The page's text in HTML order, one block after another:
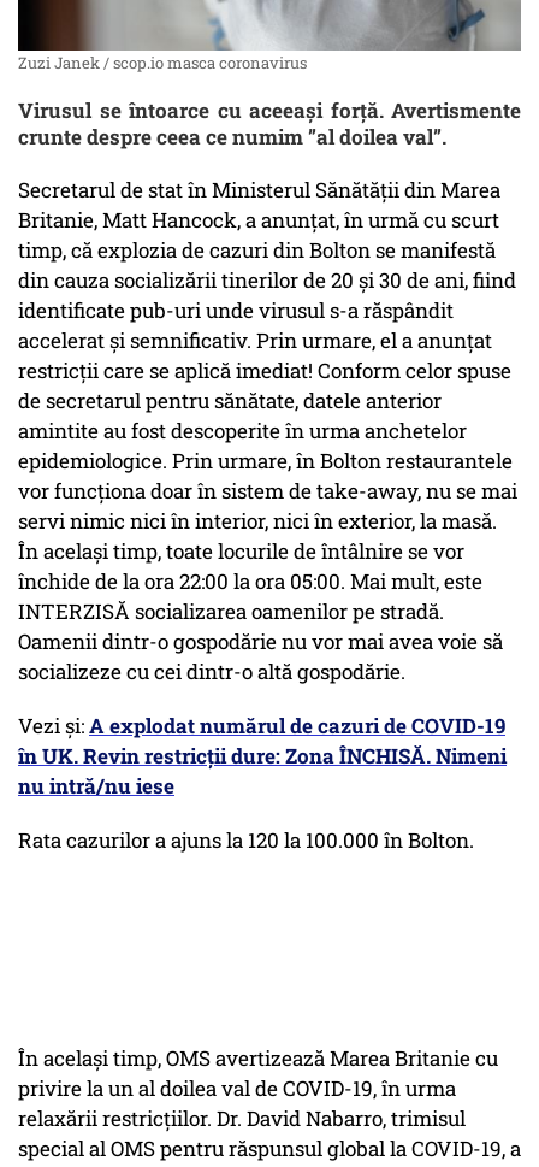
Zuzi Janek / scop.io masca coronavirus
Virusul se întoarce cu aceeași forță. Avertismente
crunte despre ceea ce numim ”al doilea val”.
Secretarul de stat în Ministerul Sănătății din Marea
Britanie, Matt Hancock, a anunțat, în urmă cu scurt
timp, că explozia de cazuri din Bolton se manifestă
din cauza socializării tinerilor de 20 și 30 de ani, fiind
identificate pub-uri unde virusul s-a răspândit
accelerat și semnificativ. Prin urmare, el a anunțat
restricții care se aplică imediat! Conform celor spuse
de secretarul pentru sănătate, datele anterior
amintite au fost descoperite în urma anchetelor
epidemiologice. Prin urmare, în Bolton restaurantele
vor funcționa doar în sistem de take-away, nu se mai
servi nimic nici în interior, nici în exterior, la masă.
În același timp, toate locurile de întâlnire se vor
închide de la ora 22:00 la ora 05:00. Mai mult, este
INTERZISĂ socializarea oamenilor pe stradă.
Oamenii dintr-o gospodărie nu vor mai avea voie să
socializeze cu cei dintr-o altă gospodărie.
Vezi și:A explodat numărul de cazuri de COVID-19
în UK. Revin restricții dure: Zona ÎNCHISĂ. Nimeni
nu intră/nu iese
Rata cazurilor a ajuns la 120 la 100.000 în Bolton.
În același timp, OMS avertizează Marea Britanie cu
privire la un al doilea val de COVID-19, în urma
relaxării restricțiilor. Dr. David Nabarro, trimisul
special al OMS pentru răspunsul global la COVID-19, a